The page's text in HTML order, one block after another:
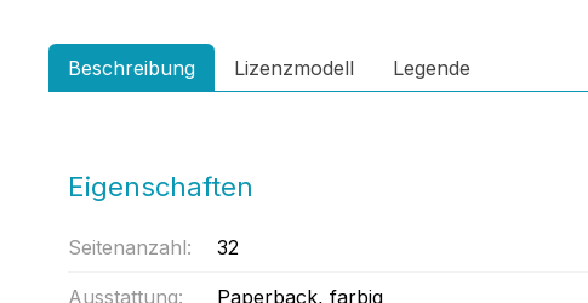
Beschreibung Lizenzmodell Legende
Eigenschaften
Seitenanzahl: 32
Ausstattung: Paperback, farbig